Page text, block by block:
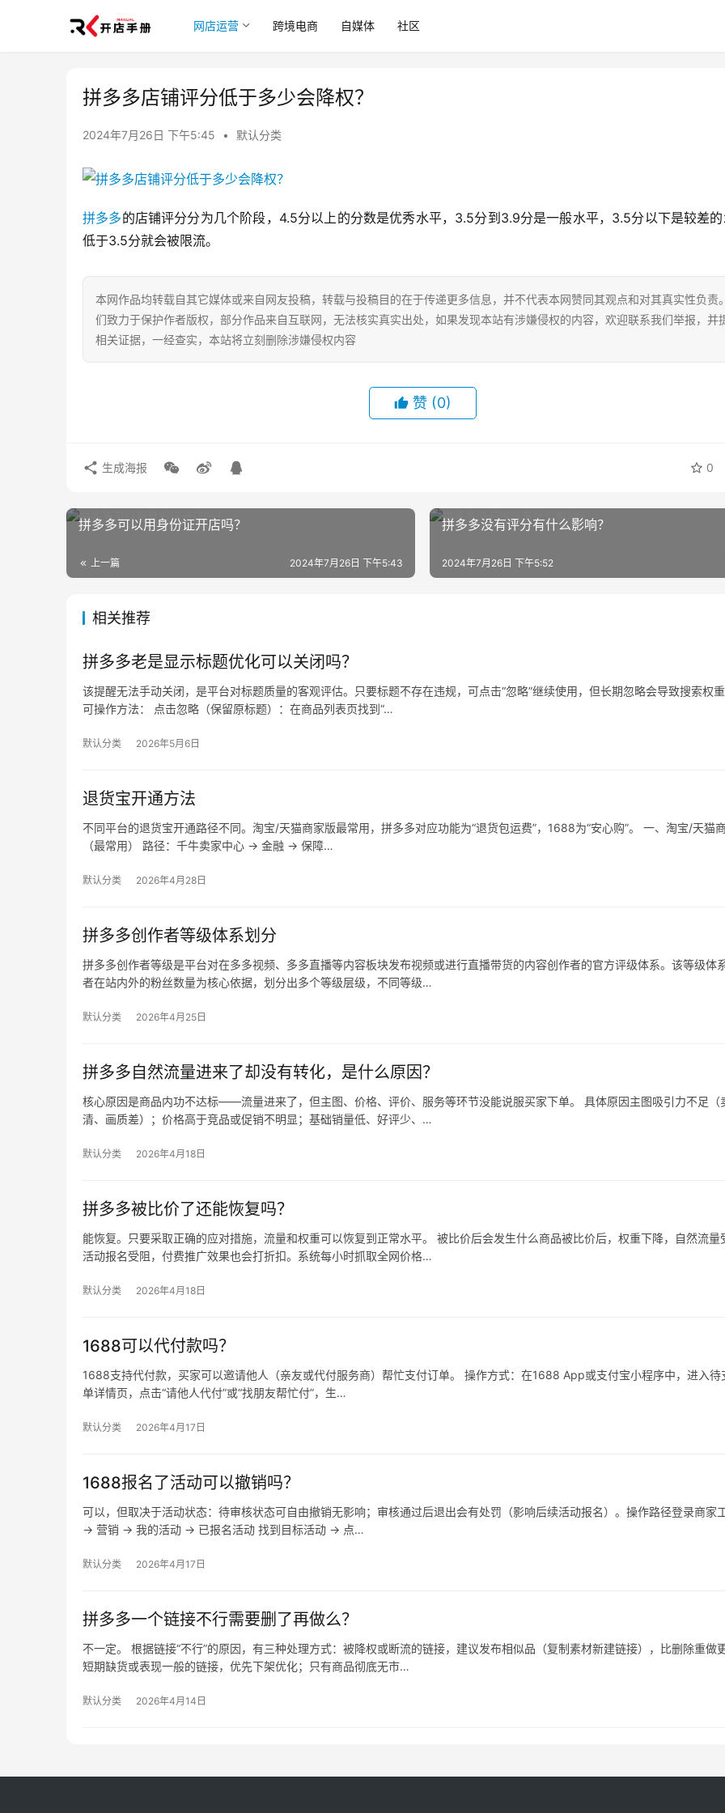
网店运营 跨境电商 自媒体 社区
拼多多店铺评分低于多少会降权？
2024年7月26日 下午5:45 • 默认分类
拼多多的店铺评分分为几个阶段，4.5分以上的分数是优秀水平，3.5分到3.9分是一般水平，3.5分以下是较差的
低于3.5分就会被限流。
本网作品均转载自其它媒体或来自网友投稿，转载与投稿目的在于传递更多信息，并不代表本网赞同其观点和对其真实性负责
们致力于保护作者版权，部分作品来自互联网，无法核实真实出处，如果发现本站有涉嫌侵权的内容，欢迎联系我们举报，并
相关证据，一经查实，本站将立刻删除涉嫌侵权内容
赞 (0)
0
生成海报
拼多多可以用身份证开店吗？
上一篇 2024年7月26日 下午5:43
拼多多没有评分有什么影响？
2024年7月26日 下午5:52
相关推荐
拼多多老是显示标题优化可以关闭吗？
该提醒无法手动关闭，是平台对标题质量的客观评估。只要标题不存在违规，可点击“忽略”继续使用，但长期忽略会导致搜索权重
可操作方法： 点击忽略（保留原标题）：在商品列表页找到“…
默认分类 2026年5月6日
退货宝开通方法
不同平台的退货宝开通路径不同。淘宝/天猫商家版最常用，拼多多对应功能为“退货包运费”，1688为“安心购”。 一、淘宝/天猫
（最常用） 路径：千牛卖家中心 → 金融 → 保障…
默认分类 2026年4月28日
拼多多创作者等级体系划分
拼多多创作者等级是平台对在多多视频、多多直播等内容板块发布视频或进行直播带货的内容创作者的官方评级体系。该等级体
者在站内外的粉丝数量为核心依据，划分出多个等级层级，不同等级…
默认分类 2026年4月25日
拼多多自然流量进来了却没有转化，是什么原因？
核心原因是商品内功不达标——流量进来了，但主图、价格、评价、服务等环节没能说服买家下单。 具体原因主图吸引力不足（
清、画质差）；价格高于竞品或促销不明显；基础销量低、好评少、…
默认分类 2026年4月18日
拼多多被比价了还能恢复吗？
能恢复。只要采取正确的应对措施，流量和权重可以恢复到正常水平。 被比价后会发生什么商品被比价后，权重下降，自然流量
活动报名受阻，付费推广效果也会打折扣。系统每小时抓取全网价格…
默认分类 2026年4月18日
1688可以代付款吗？
1688支持代付款，买家可以邀请他人（亲友或代付服务商）帮忙支付订单。 操作方式：在1688 App或支付宝小程序中，进入待
单详情页，点击“请他人代付”或“找朋友帮忙付”，生…
默认分类 2026年4月17日
1688报名了活动可以撤销吗？
可以，但取决于活动状态：待审核状态可自由撤销无影响；审核通过后退出会有处罚（影响后续活动报名）。操作路径登录商家
→ 营销 → 我的活动 → 已报名活动 找到目标活动 → 点…
默认分类 2026年4月17日
拼多多一个链接不行需要删了再做么？
不一定。 根据链接“不行”的原因，有三种处理方式：被降权或断流的链接，建议发布相似品（复制素材新建链接），比删除重做更
短期缺货或表现一般的链接，优先下架优化；只有商品彻底无市…
默认分类 2026年4月14日